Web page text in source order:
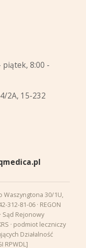
piątek, 8:00 -
2A, 15-232
Waszyngtona 30/1U,
312-81-06 · REGON
Sąd Rejonowy
· podmiot leczniczy
Działalność
RPWDL]